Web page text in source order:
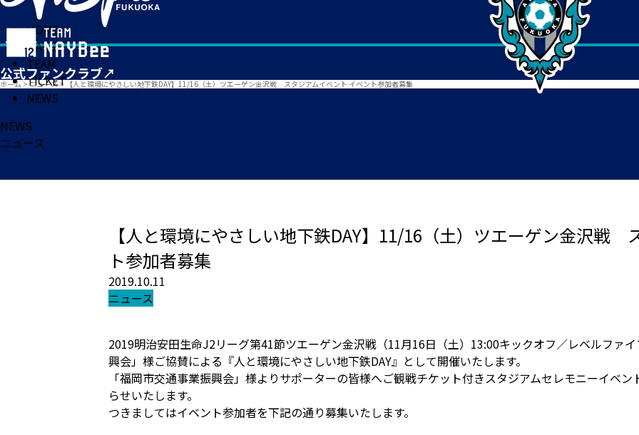
HOME
MATCH
TEAM
TICKET
NEWS
ホーム > ニュース> 【人と環境にやさしい地下鉄DAY】11/16（土）ツエーゲン金沢戦 スタジアムイベント イベント参加者募集
NEWS
ニュース
【人と環境にやさしい地下鉄DAY】11/16（土）ツエーゲン金沢戦
ト参加者募集
2019.10.11
ニュース
2019明治安田生命J2リーグ第41節ツエーゲン金沢戦（11月16日（土）13:00キックオフ／レベルファ
興会」様ご協賛による『人と環境にやさしい地下鉄DAY』として開催いたします。
「福岡市交通事業振興会」様よりサポーターの皆様へご観戦チケット付きスタジアムセレモニーイベ
らせいたします。
つきましてはイベント参加者を下記の通り募集いたします。